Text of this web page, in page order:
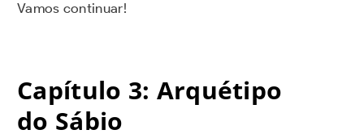
Vamos continuar!
Capítulo 3: Arquétipo
do Sábio